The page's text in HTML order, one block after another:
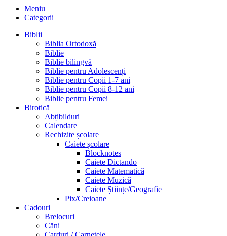
Meniu
Categorii
Biblii
Biblia Ortodoxă
Biblie
Biblie bilingvă
Biblie pentru Adolescenți
Biblie pentru Copii 1-7 ani
Biblie pentru Copii 8-12 ani
Biblie pentru Femei
Birotică
Abțibilduri
Calendare
Rechizite școlare
Caiete școlare
Blocknotes
Caiete Dictando
Caiete Matematică
Caiete Muzică
Caiete Științe/Geografie
Pix/Creioane
Cadouri
Brelocuri
Căni